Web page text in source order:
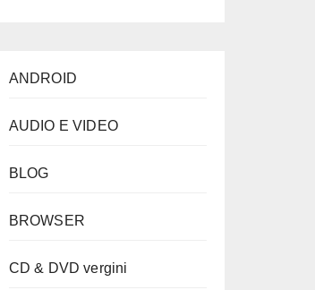
ANDROID
AUDIO E VIDEO
BLOG
BROWSER
CD & DVD vergini